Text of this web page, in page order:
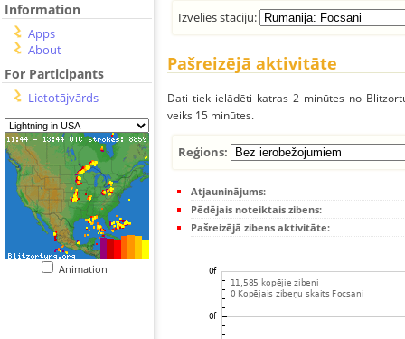
Information
Apps
About
For Participants
Lietotājvārds
Animation
Izvēlies staciju:
Pašreizējā aktivitāte
Dati tiek ielādēti katras 2 minūtes no
veiks 15 minūtes.
Reģions:
Atjauninājums:
Pēdējais noteiktais zibens:
Pašreizējā zibens aktivitāte: